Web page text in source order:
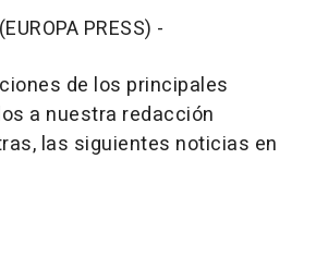
PRESS) -
de los principales
a nuestra redacción
las siguientes noticias en